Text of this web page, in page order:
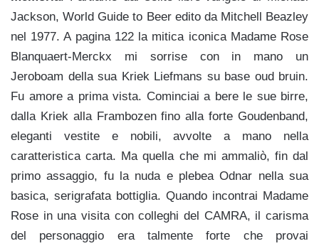
Jackson, World Guide to Beer edito da Mitchell Beazley
nel 1977. A pagina 122 la mitica iconica Madame Rose
Blanquaert-Merckx mi sorrise con in mano un
Jeroboam della sua Kriek Liefmans su base oud bruin.
Fu amore a prima vista. Cominciai a bere le sue birre,
dalla Kriek alla Frambozen fino alla forte Goudenband,
eleganti vestite e nobili, avvolte a mano nella
caratteristica carta. Ma quella che mi ammaliò, fin dal
primo assaggio, fu la nuda e plebea Odnar nella sua
basica, serigrafata bottiglia. Quando incontrai Madame
Rose in una visita con colleghi del CAMRA, il carisma
del personaggio era talmente forte che provai